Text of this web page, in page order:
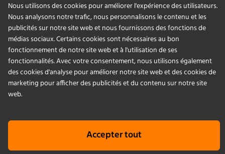
Nous utilisons des cookies pour améliorer l'expérience des utilisateurs.
Nous analysons notre trafic, nous personnalisons le contenu et les
publicités sur notre site web et nous fournissons des fonctions de
médias sociaux. Certains cookies sont nécessaires au bon
fonctionnement de notre site web et à l'utilisation de ses
fonctionnalités. Avec votre consentement, nous utilisons également
des cookies d'analyse pour améliorer notre site web et des cookies de
marketing pour afficher des publicités et du contenu sur notre site
web.
Accepter tout
PRODUITS
APPLICATIONS
SERVICES